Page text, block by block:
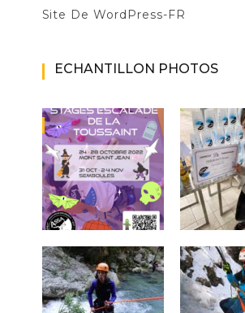
Site De WordPress-FR
ECHANTILLON PHOTOS